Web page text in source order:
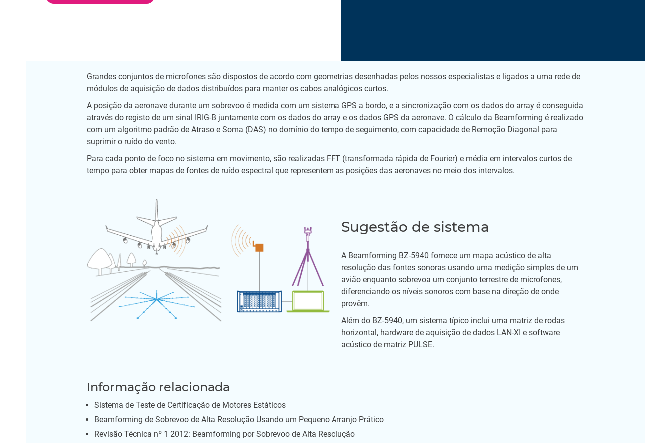
Grandes conjuntos de microfones são dispostos de acordo com geometrias desenhadas pelos nossos especialistas e ligados a uma rede de
módulos de aquisição de dados distribuídos para manter os cabos analógicos curtos.
A posição da aeronave durante um sobrevoo é medida com um sistema GPS a bordo, e a sincronização com os dados do array é conseguida
através do registo de um sinal IRIG-B juntamente com os dados do array e os dados GPS da aeronave. O cálculo da Beamforming é realizado
com um algoritmo padrão de Atraso e Soma (DAS) no domínio do tempo de seguimento, com capacidade de Remoção Diagonal para
suprimir o ruído do vento.
Para cada ponto de foco no sistema em movimento, são realizadas FFT (transformada rápida de Fourier) e média em intervalos curtos de
tempo para obter mapas de fontes de ruído espectral que representem as posições das aeronaves no meio dos intervalos.
Sugestão de sistema
A Beamforming BZ-5940 fornece um mapa acústico de alta
resolução das fontes sonoras usando uma medição simples de um
avião enquanto sobrevoa um conjunto terrestre de microfones,
diferenciando os níveis sonoros com base na direção de onde
provêm.
Além do BZ-5940, um sistema típico inclui uma matriz de rodas
horizontal, hardware de aquisição de dados LAN-XI e software
acústico de matriz PULSE.
Informação relacionada
Sistema de Teste de Certificação de Motores Estáticos
Beamforming de Sobrevoo de Alta Resolução Usando um Pequeno Arranjo Prático
Revisão Técnica nº 1 2012: Beamforming por Sobrevoo de Alta Resolução